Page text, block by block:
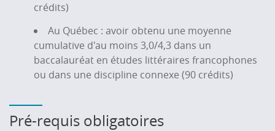
crédits)
Au Québec : avoir obtenu une moyenne
cumulative d'au moins 3,0/4,3 dans un
baccalauréat en études littéraires francophones
ou dans une discipline connexe (90 crédits)
Pré-requis obligatoires